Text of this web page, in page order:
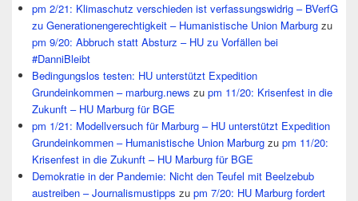
pm 2/21: Klimaschutz verschieden ist verfassungswidrig – BVerfG
zu Generationengerechtigkeit – Humanistische Union Marburg zu
pm 9/20: Abbruch statt Absturz – HU zu Vorfällen bei
#DanniBleibt
Bedingungslos testen: HU unterstützt Expedition
Grundeinkommen – marburg.news zu pm 11/20: Krisenfest in die
Zukunft – HU Marburg für BGE
pm 1/21: Modellversuch für Marburg – HU unterstützt Expedition
Grundeinkommen – Humanistische Union Marburg zu pm 11/20:
Krisenfest in die Zukunft – HU Marburg für BGE
Demokratie in der Pandemie: Nicht den Teufel mit Beelzebub
austreiben – Journalismustipps zu pm 7/20: HU Marburg fordert